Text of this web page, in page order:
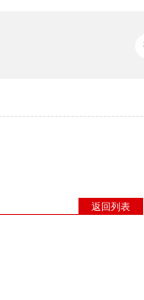
返回列表